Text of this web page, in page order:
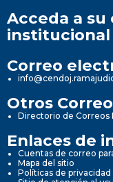
Acceda a
institucional
Correo
Otros
Directorio de Correos
Enlaces de
Cuentas de correo
Mapa del sitio
Políticas de